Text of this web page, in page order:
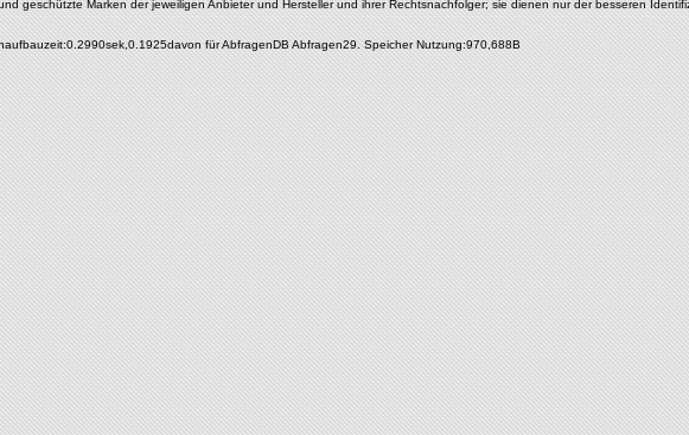
geschützte Marken der jeweiligen Anbieter und Hersteller und ihrer Rechtsnachfolger; sie dienen nur der besseren
für AbfragenDB Abfragen29. Speicher Nutzung:970,688B